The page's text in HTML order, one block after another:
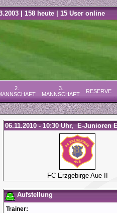
| 158 heute | 15 User online
2.
3.
MANNSCHAFT
RESERVE
06.11.2010 - 10:30 Uhr, E-Junioren
FC Erzgebirge Aue II
Aufstellung
Trainer: